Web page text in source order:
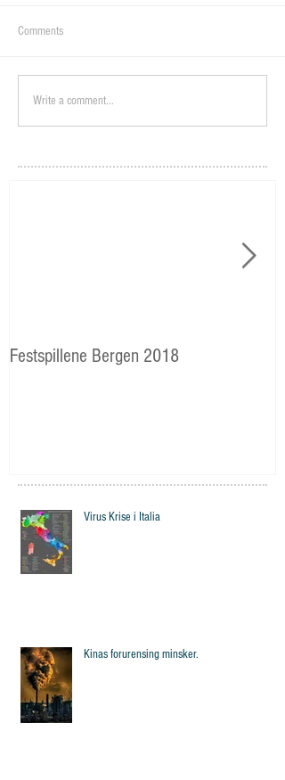
Comments
Write a comment...
Festspillene Bergen 2018
Virus Krise i Italia
Kinas forurensing minsker.